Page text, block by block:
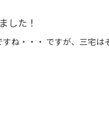
した！